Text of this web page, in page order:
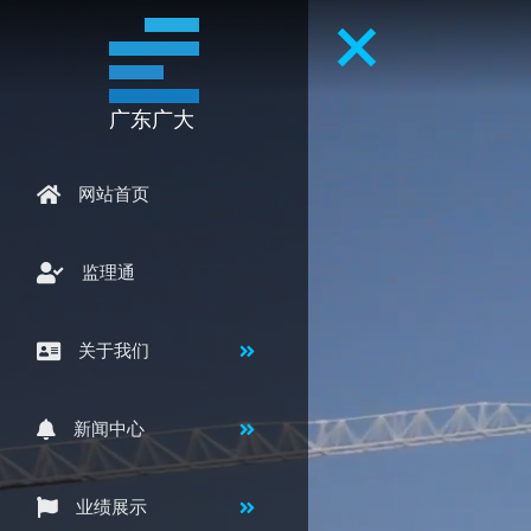
广东广大
网站首页
监理通
关于我们
新闻中心
业绩展示